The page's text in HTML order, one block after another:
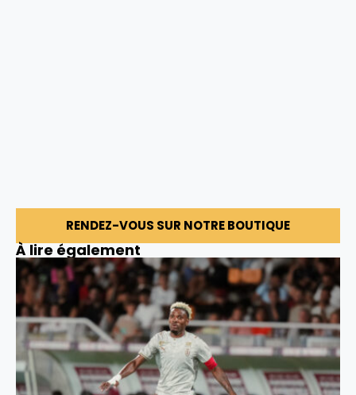
RENDEZ-VOUS SUR NOTRE BOUTIQUE
À lire également